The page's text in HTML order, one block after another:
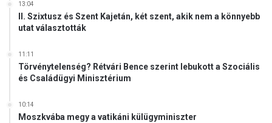
13:04
II. Szixtusz és Szent Kajetán, két szent, akik nem a könnyebb
utat választották
11:11
Törvénytelenség? Rétvári Bence szerint lebukott a Szociális
és Családügyi Minisztérium
10:14
Moszkvába megy a vatikáni külügyminiszter